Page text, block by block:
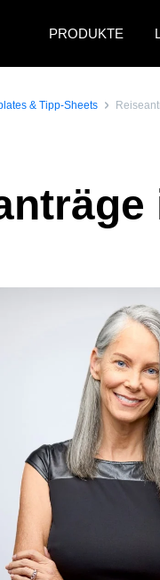
PRODUKTE
& Tipp-Sheets